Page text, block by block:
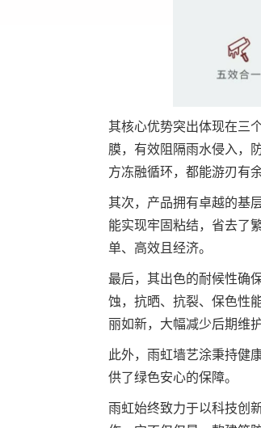
其核心优势突出体现在三
膜，有效阻隔雨水侵入，
方冻融循环，都能游刃有余
其次，产品拥有卓越的基
能实现牢固粘结，省去了
单、高效且经济。
最后，其出色的耐候性确
蚀，抗晒、抗裂、保色性
丽如新，大幅减少后期维
此外，雨虹墙艺涂秉持健
供了绿色安心的保障。
雨虹始终致力于以科技创